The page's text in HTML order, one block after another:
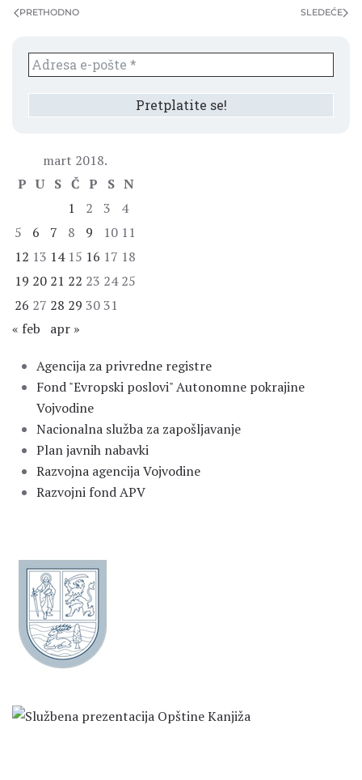
PRETHODNO SLEDEĆE
mart 2018.
P U S Č P S N
1
2 3
4
5
6 7 8 9 10 11
12 13 14 15 16 17 18
19 20 21 22 23 24 25
26 27 28 29 30 31
« feb
apr »
Agencija za privredne registre
Fond "Evropski poslovi" Autonomne pokrajine
Vojvodine
Nacionalna služba za zapošljavanje
Plan javnih nabavki
Razvojna agencija Vojvodine
Razvojni fond APV